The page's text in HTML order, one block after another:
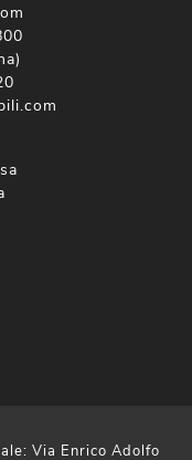
Via Enrico Adolfo